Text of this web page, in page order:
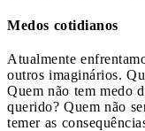
Medos cotidianos
Atualmente
outros imaginários.
Quem não tem medo
querido? Quem não
temer as